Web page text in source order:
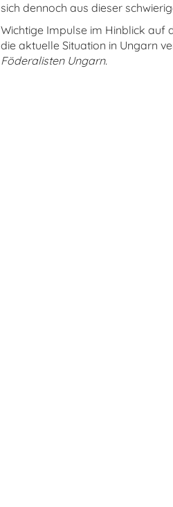
sich dennoch aus dieser
Wichtige Impulse im Hinblick auf
die aktuelle Situation in Ungarn
Föderalisten Ungarn.